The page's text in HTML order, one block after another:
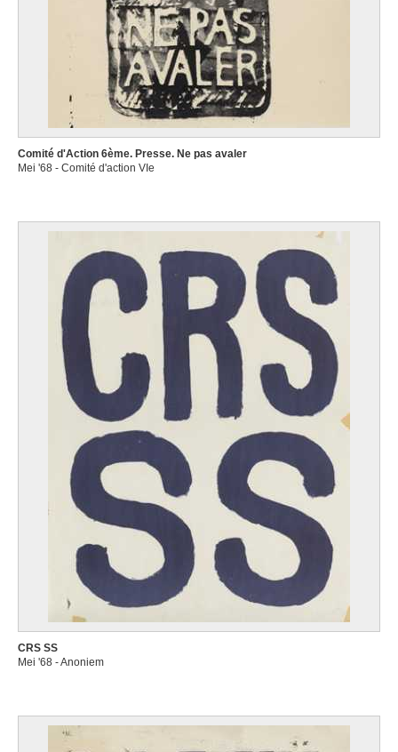
Comité d'Action 6ème. Presse. Ne pas avaler
Mei '68 - Comité d'action VIe
CRS SS
Mei '68 - Anoniem